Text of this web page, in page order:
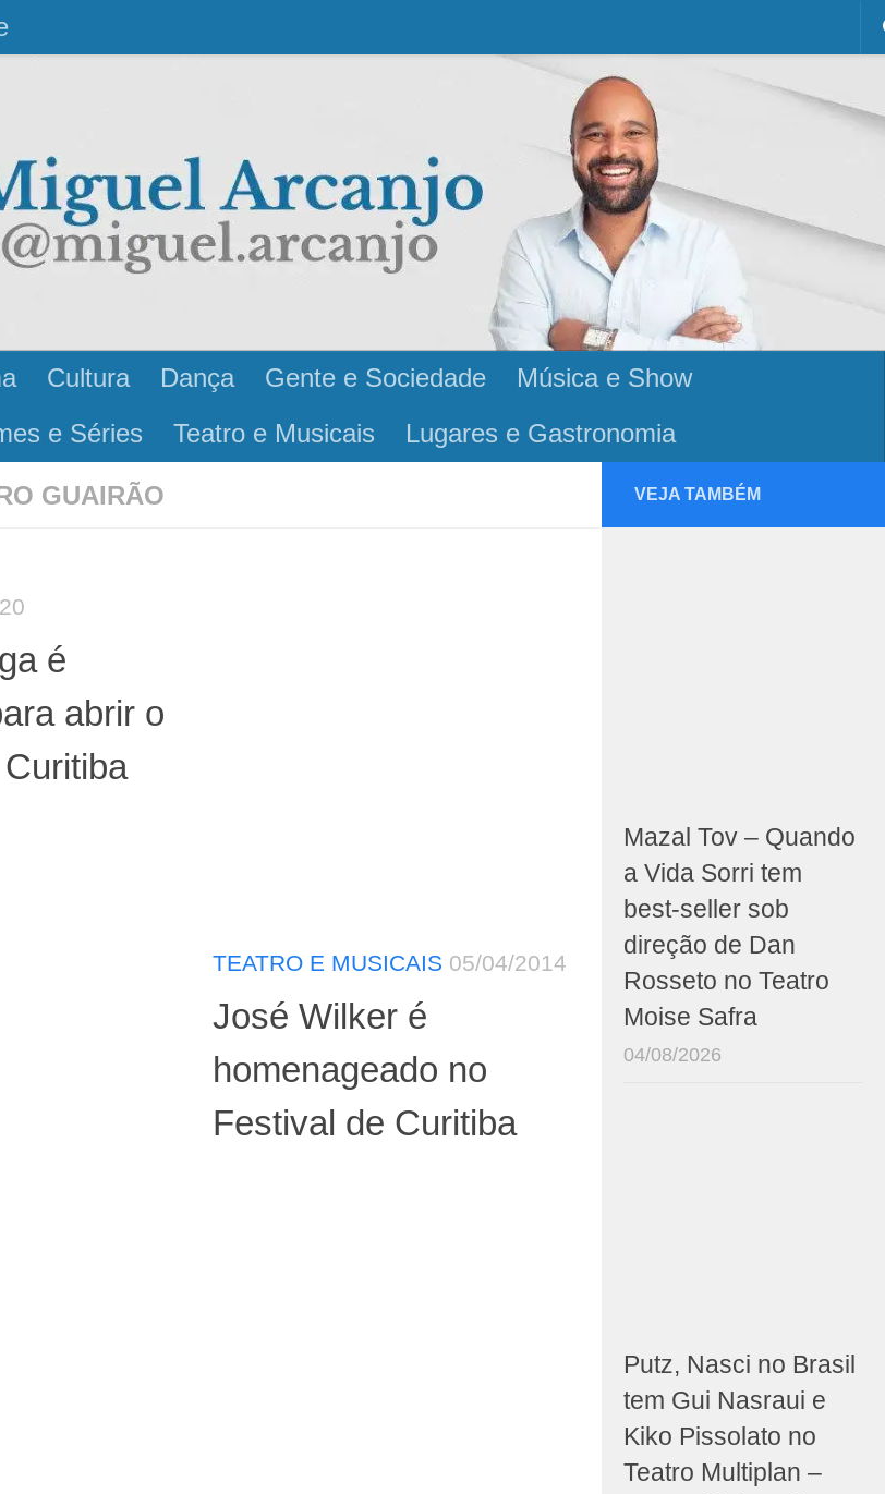
Cultura Dança Gente e Sociedade
Música e Show
e Séries Teatro e Musicais Lugares e Gastronomia
GUAIRÃO
é
abrir o
TEATRO E MUSICAIS 05/04/2014
José Wilker é
homenageado no
Festival de Curitiba
VEJA TAMBÉM
Mazal Tov – Quando
a Vida Sorri tem
best-seller sob
direção de Dan
Rosseto no Teatro
Moise Safra
04/08/2026
Putz, Nasci no Brasil
tem Gui Nasraui e
Kiko Pissolato no
Teatro Multiplan –